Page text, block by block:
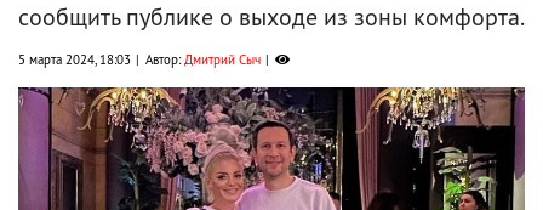
сообщить публике о выходе из зоны комфорта.
5 марта 2024, 18:03 Автор:Дмитрий Сыч